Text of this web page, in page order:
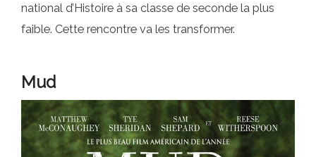
national d’Histoire à sa classe de seconde la plus
faible. Cette rencontre va les transformer.
Mud